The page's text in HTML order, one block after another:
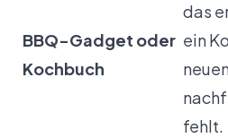
BBQ-Gadget oder
Kochbuch
das
ein
fehlt.